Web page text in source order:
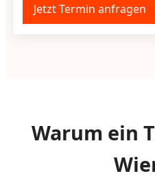
Jetzt Termin anfragen
Warum ein